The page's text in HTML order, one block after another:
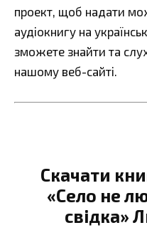
проект, щоб надати
аудіокнигу на
зможете знайти та
нашому веб-сайті.
Скачати
«Село не
свідка»